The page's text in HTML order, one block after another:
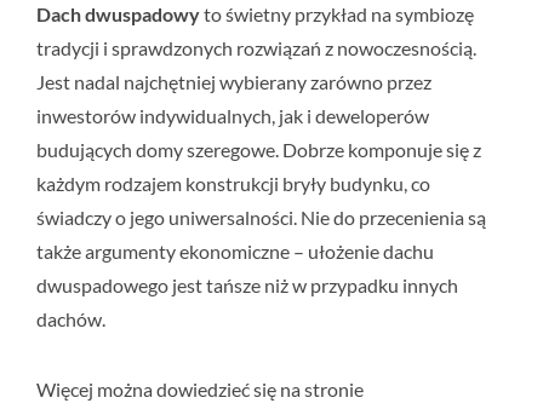
Dach dwuspadowyto świetny przykład na symbiozę
tradycji i sprawdzonych rozwiązań z nowoczesnością.
Jest nadal najchętniej wybierany zarówno przez
inwestorów indywidualnych, jak i deweloperów
budujących domy szeregowe. Dobrze komponuje się z
każdym rodzajem konstrukcji bryły budynku, co
świadczy o jego uniwersalności. Nie do przecenienia są
także argumenty ekonomiczne – ułożenie dachu
dwuspadowego jest tańsze niż w przypadku innych
dachów.
Więcej można dowiedzieć się na stronie